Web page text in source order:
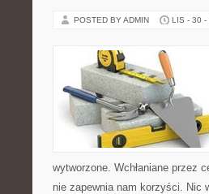
POSTED BY ADMIN LIS - 30 -
wytworzone. Wchłaniane przez
nie zapewnia nam korzyści. Nic